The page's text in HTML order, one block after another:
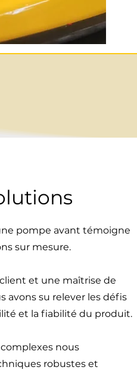
pompe avant témoigne
sur mesure.
et une maîtrise de
avons su relever les défis
et la fiabilité du produit.
nous
robustes et